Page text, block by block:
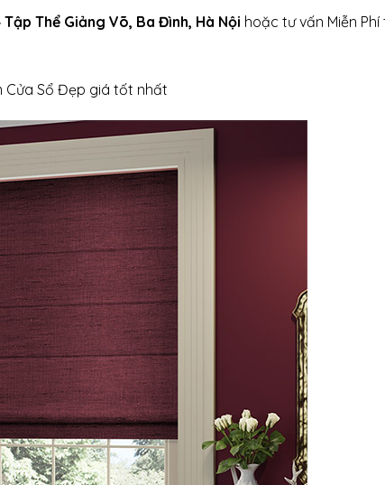
Tập Thể Giảng Võ, Ba Đình, Hà Nội hoặc tư vấn Miễn Phí
Cửa Sổ Đẹp giá tốt nhất